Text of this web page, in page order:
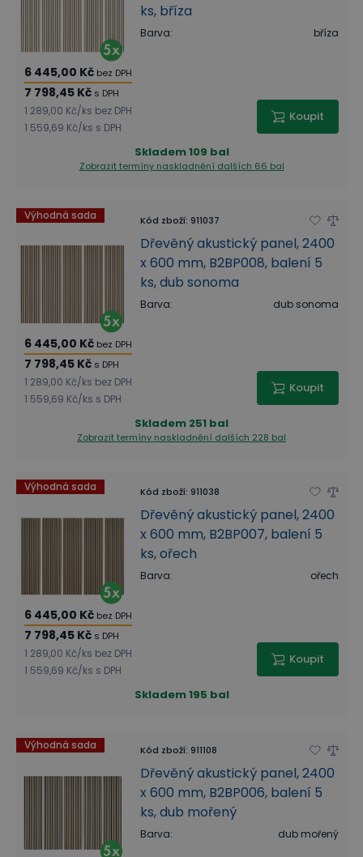
ks, bříza
Barva: bříza
6 445,00 Kč bez DPH
7 798,45 Kč s DPH
1 289,00 Kč/ks bez DPH
1 559,69 Kč/ks s DPH
Koupit
Skladem109 bal
Zobrazit termíny naskladnění dalších 66 bal
Výhodná sada Kód zboží: 911037
Dřevěný akustický panel, 2400
x 600 mm, B2BP008, balení 5
ks, dub sonoma
Barva: dub sonoma
6 445,00 Kč bez DPH
7 798,45 Kč s DPH
1 289,00 Kč/ks bez DPH
1 559,69 Kč/ks s DPH
Koupit
Skladem 251 bal
Zobrazit termíny naskladnění dalších 228 bal
Výhodná sada Kód zboží: 911038
Dřevěný akustický panel, 2400
x 600 mm, B2BP007, balení 5
ks, ořech
Barva: ořech
6 445,00 Kč bez DPH
7 798,45 Kč s DPH
1 289,00 Kč/ks bez DPH
1 559,69 Kč/ks s DPH
Koupit
Skladem195 bal
Výhodná sada Kód zboží: 911108
Dřevěný akustický panel, 2400
x 600 mm, B2BP006, balení 5
ks, dub mořený
Barva: dub mořený